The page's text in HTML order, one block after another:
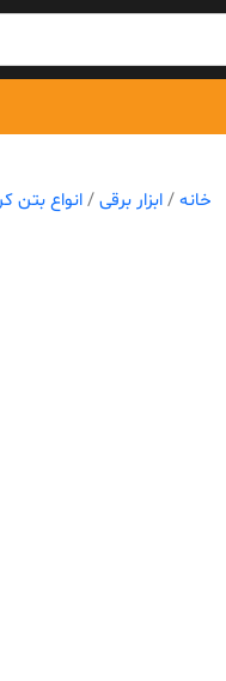
خانه /ابزار برقی /انواع بتن